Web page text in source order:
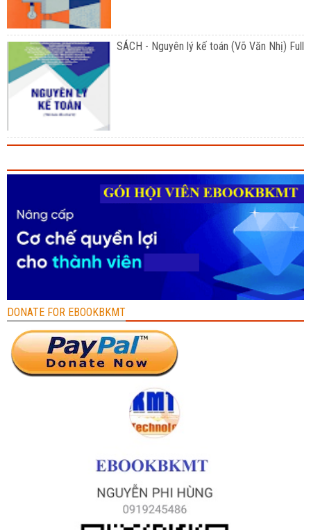
SÁCH - Nguyên lý kế toán (Võ Văn Nhị) Full
DONATE FOR EBOOKBKMT